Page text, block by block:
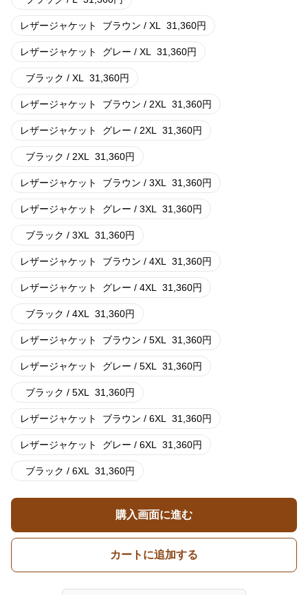
レザージャケット ブラウン / XL 31,360円
レザージャケット グレー / XL 31,360円
ブラック / XL 31,360円
レザージャケット ブラウン / 2XL 31,360円
レザージャケット グレー / 2XL 31,360円
ブラック / 2XL 31,360円
レザージャケット ブラウン / 3XL 31,360円
レザージャケット グレー / 3XL 31,360円
ブラック / 3XL 31,360円
レザージャケット ブラウン / 4XL 31,360円
レザージャケット グレー / 4XL 31,360円
ブラック / 4XL 31,360円
レザージャケット ブラウン / 5XL 31,360円
レザージャケット グレー / 5XL 31,360円
ブラック / 5XL 31,360円
レザージャケット ブラウン / 6XL 31,360円
レザージャケット グレー / 6XL 31,360円
ブラック / 6XL 31,360円
購入画面に進む
カートに追加する